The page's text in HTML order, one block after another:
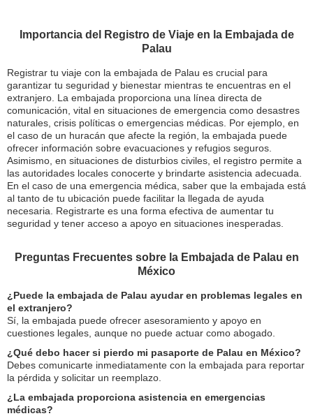
Importancia del Registro de Viaje en la Embajada de
Palau
Registrar tu viaje con la embajada de Palau es crucial para
garantizar tu seguridad y bienestar mientras te encuentras en el
extranjero. La embajada proporciona una línea directa de
comunicación, vital en situaciones de emergencia como desastres
naturales, crisis políticas o emergencias médicas. Por ejemplo, en
el caso de un huracán que afecte la región, la embajada puede
ofrecer información sobre evacuaciones y refugios seguros.
Asimismo, en situaciones de disturbios civiles, el registro permite a
las autoridades locales conocerte y brindarte asistencia adecuada.
En el caso de una emergencia médica, saber que la embajada está
al tanto de tu ubicación puede facilitar la llegada de ayuda
necesaria. Registrarte es una forma efectiva de aumentar tu
seguridad y tener acceso a apoyo en situaciones inesperadas.
Preguntas Frecuentes sobre la Embajada de Palau en
México
¿Puede la embajada de Palau ayudar en problemas legales en
el extranjero?
Sí, la embajada puede ofrecer asesoramiento y apoyo en
cuestiones legales, aunque no puede actuar como abogado.
¿Qué debo hacer si pierdo mi pasaporte de Palau en México?
Debes comunicarte inmediatamente con la embajada para reportar
la pérdida y solicitar un reemplazo.
¿La embajada proporciona asistencia en emergencias
médicas?